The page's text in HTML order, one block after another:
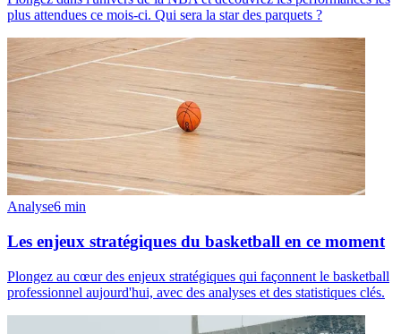
plus attendues ce mois-ci. Qui sera la star des parquets ?
Analyse6 min
Les enjeux stratégiques du basketball en ce moment
Plongez au cœur des enjeux stratégiques qui façonnent le basketball
professionnel aujourd'hui, avec des analyses et des statistiques clés.